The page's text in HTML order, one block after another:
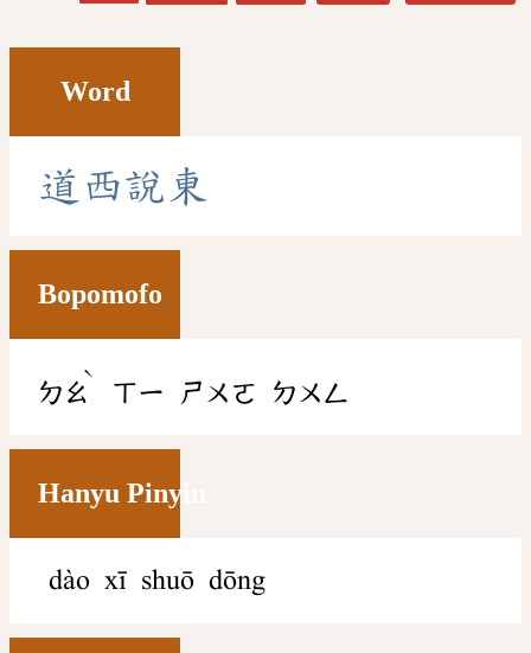
Word
道 西說 東
Bopomofo
ㄉㄠ
ˋ
ㄒㄧ ㄕㄨㄛ ㄉㄨㄥ
Hanyu Pinyin
dào xī shuō dōng